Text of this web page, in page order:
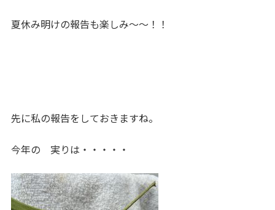
夏休み明けの報告も楽しみ～～！！
先に私の報告をしておきますね。
今年の 実りは・・・・・